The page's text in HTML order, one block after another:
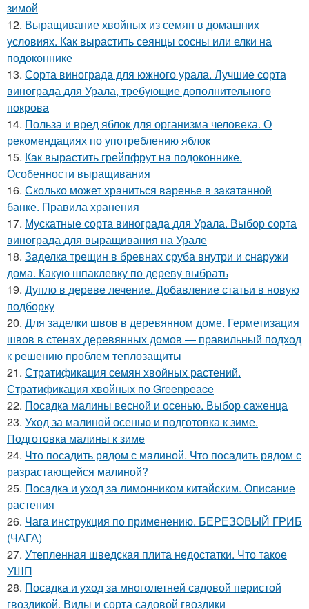
зимой
12. Выращивание хвойных из семян в домашних
условиях. Как вырастить сеянцы сосны или елки на
подоконнике
13. Сорта винограда для южного урала. Лучшие сорта
винограда для Урала, требующие дополнительного
покрова
14. Польза и вред яблок для организма человека. О
рекомендациях по употреблению яблок
15. Как вырастить грейпфрут на подоконнике.
Особенности выращивания
16. Сколько может храниться варенье в закатанной
банке. Правила хранения
17. Мускатные сорта винограда для Урала. Выбор сорта
винограда для выращивания на Урале
18. Заделка трещин в бревнах сруба внутри и снаружи
дома. Какую шпаклевку по дереву выбрать
19. Дупло в дереве лечение. Добавление статьи в новую
подборку
20. Для заделки швов в деревянном доме. Герметизация
швов в стенах деревянных домов — правильный подход
к решению проблем теплозащиты
21. Стратификация семян хвойных растений.
Стратификация хвойных по Greenpeace
22. Посадка малины весной и осенью. Выбор саженца
23. Уход за малиной осенью и подготовка к зиме.
Подготовка малины к зиме
24. Что посадить рядом с малиной. Что посадить рядом с
разрастающейся малиной?
25. Посадка и уход за лимонником китайским. Описание
растения
26. Чага инструкция по применению. БЕРЕЗОВЫЙ ГРИБ
(ЧАГА)
27. Утепленная шведская плита недостатки. Что такое
УШП
28. Посадка и уход за многолетней садовой перистой
гвоздикой. Виды и сорта садовой гвоздики